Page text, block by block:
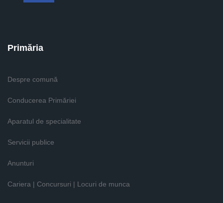
Primăria
Despre comună
Conducerea Primăriei
Aparatul de specialitate
Servicii publice
Anunturi
Cariera | Concursuri | Locuri de munca